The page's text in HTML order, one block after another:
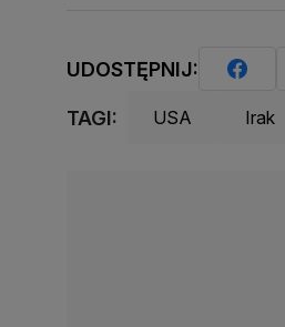
UDOSTĘPNIJ:
TAGI: USA Irak